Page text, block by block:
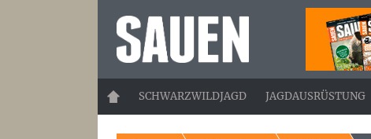
NAVIGATION
HAUPT-
NAVIGATION
SCHWARZWILDJAGD JAGDAUSRÜSTUNG